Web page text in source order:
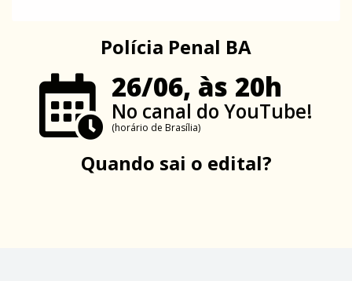
Polícia Penal BA
26/06, às 20h
No canal do YouTube!
(horário de Brasília)
Quando sai o edital?